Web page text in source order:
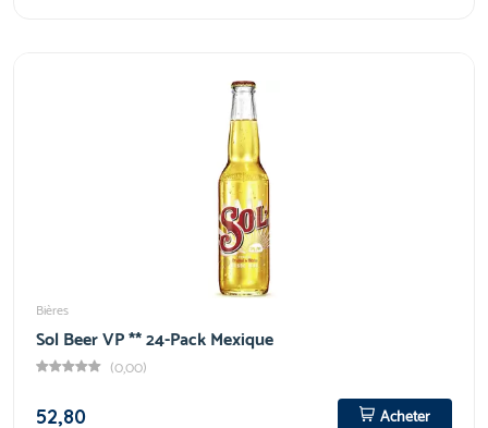
Bières
Sol Beer VP ** 24-Pack Mexique
(0,00)
52,80
Acheter